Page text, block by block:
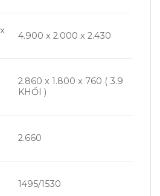
4.900 x 2.000 x 2.430
2.860 x 1.800 x 760 ( 3.9
KHỐI )
2.660
1495/1530